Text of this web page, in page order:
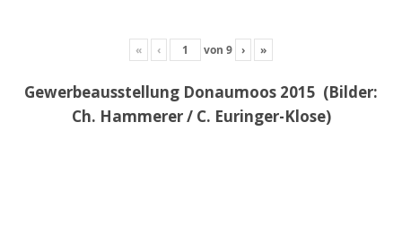
« ‹ von 9 › »
Gewerbeausstellung Donaumoos 2015 (Bilder:
Ch. Hammerer / C. Euringer-Klose)